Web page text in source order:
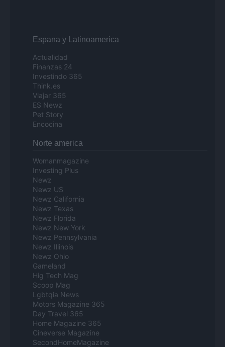
Espana y Latinoamerica
Actualidad
Finanzas 24
Investindo 365
Think.es
Viajar 365
ES Newz
Pet Story
Encocina
Norte america
Womanmagazine
Investing Plus
Newz
Newz US
Newz California
Newz Texas
Newz Florida
Newz New York
Newz Pennsylvania
Newz Illinois
Newz Ohio
Gameland
Hig Tech Mag
Scoop Mag
Lgbtqia News
Motors Magazine 365
Day Travel 365
Home Magazine 365
Cineverse Magazine
SecondHomeMagazine